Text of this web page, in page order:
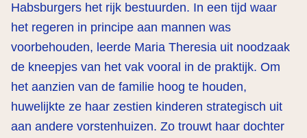
Habsburgers het rijk bestuurden. In een tijd waar
het regeren in principe aan mannen was
voorbehouden, leerde Maria Theresia uit noodzaak
de kneepjes van het vak vooral in de praktijk. Om
het aanzien van de familie hoog te houden,
huwelijkte ze haar zestien kinderen strategisch uit
aan andere vorstenhuizen. Zo trouwt haar dochter